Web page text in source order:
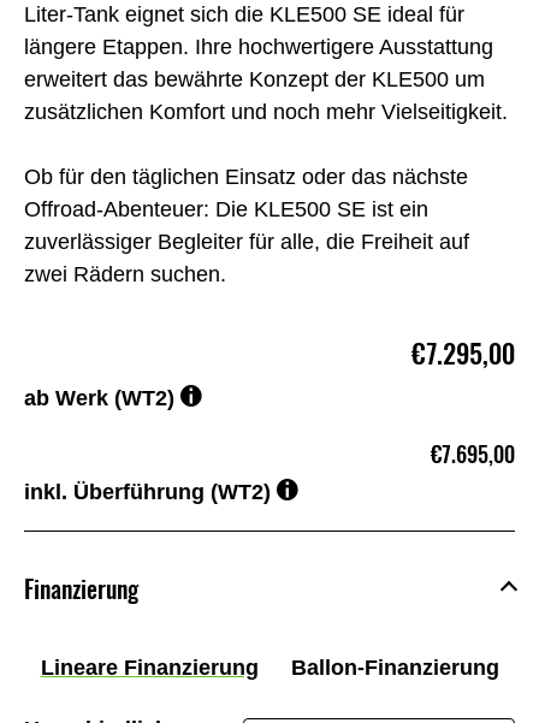
Liter-Tank eignet sich die KLE500 SE ideal für
längere Etappen. Ihre hochwertigere Ausstattung
erweitert das bewährte Konzept der KLE500 um
zusätzlichen Komfort und noch mehr Vielseitigkeit.
Ob für den täglichen Einsatz oder das nächste
Offroad-Abenteuer: Die KLE500 SE ist ein
zuverlässiger Begleiter für alle, die Freiheit auf
zwei Rädern suchen.
€7.295,00
ab Werk (WT2)
€7.695,00
inkl. Überführung (WT2)
Finanzierung
Lineare Finanzierung Ballon-Finanzierung